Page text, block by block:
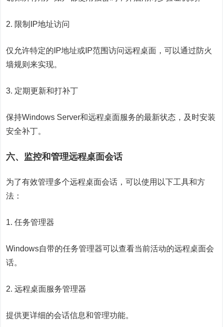
2. 限制IP地址访问
仅允许特定的IP地址或IP范围访问远程桌面，可以通过防火
墙规则来实现。
3. 定期更新和打补丁
保持Windows Server和远程桌面服务的最新状态，及时安装
安全补丁。
六、监控和管理远程桌面会话
为了有效管理多个远程桌面会话，可以使用以下工具和方
法：
1. 任务管理器
Windows自带的任务管理器可以查看当前活动的远程桌面会
话。
2. 远程桌面服务管理器
提供更详细的会话信息和管理功能。